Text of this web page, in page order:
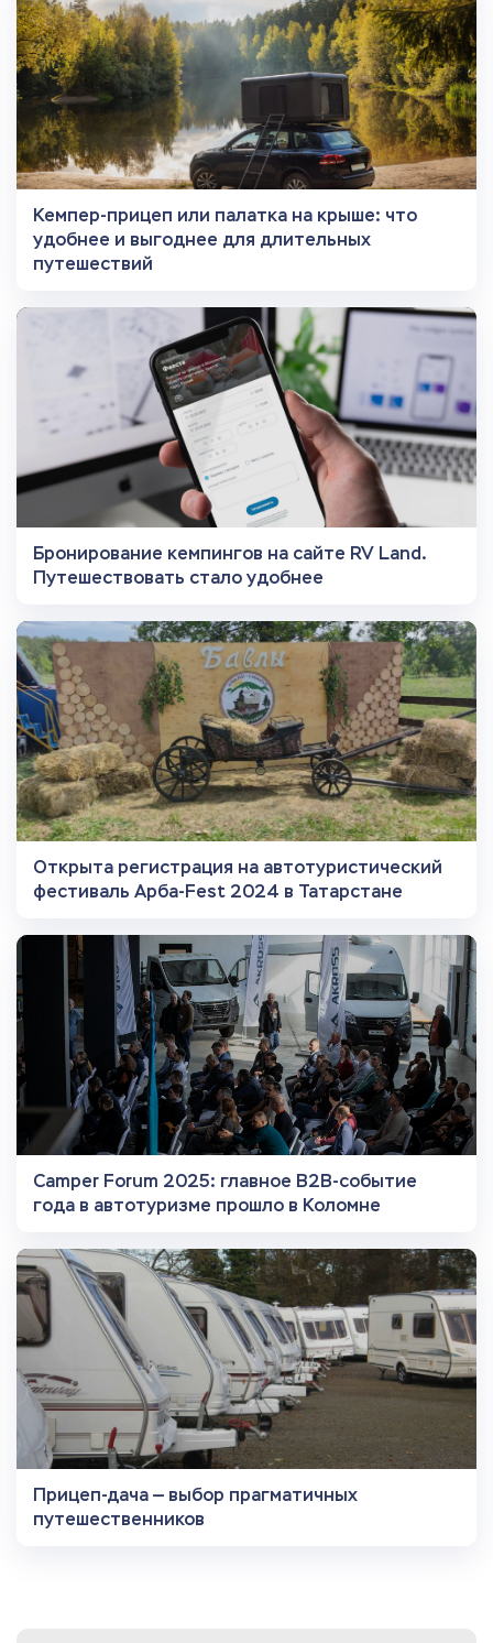
Кемпер-прицеп или палатка на крыше: что
удобнее и выгоднее для длительных
путешествий
Бронирование кемпингов на сайте RV Land.
Путешествовать стало удобнее
Открыта регистрация на автотуристический
фестиваль Арба-Fest 2024 в Татарстане
Camper Forum 2025: главное B2B-событие
года в автотуризме прошло в Коломне
Прицеп-дача — выбор прагматичных
путешественников